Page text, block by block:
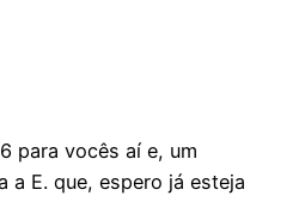
para vocês aí e, um
a E. que, espero já esteja